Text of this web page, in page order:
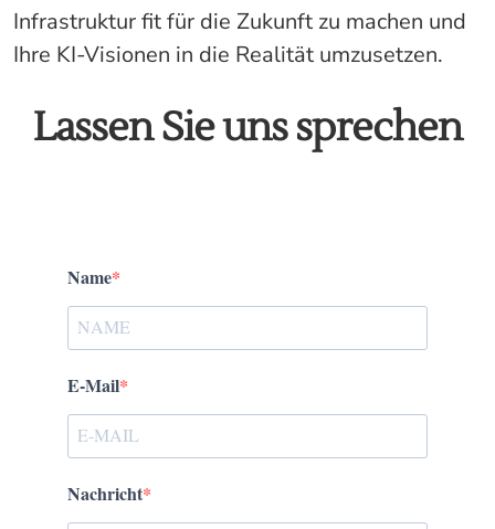
Infrastruktur fit für die Zukunft zu machen und
Ihre KI-Visionen in die Realität umzusetzen.
Lassen Sie uns sprechen
Name
E-Mail
Nachricht